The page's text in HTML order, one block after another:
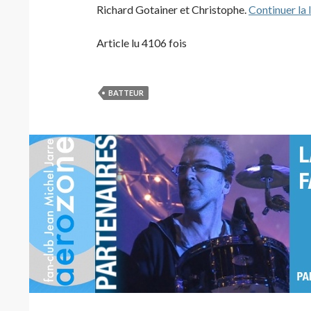
Richard Gotainer et Christophe.Continuer la
Article lu 4106 fois
BATTEUR